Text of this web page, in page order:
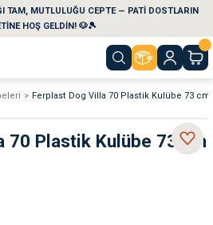
TAM, MUTLULUĞU CEPTE — PATİ DOSTLARIN
HOŞ GELDİN! 🐶🎾
Ferplast Dog Villa 70 Plastik Kulübe 73 cm
70 Plastik Kulübe 73 cm